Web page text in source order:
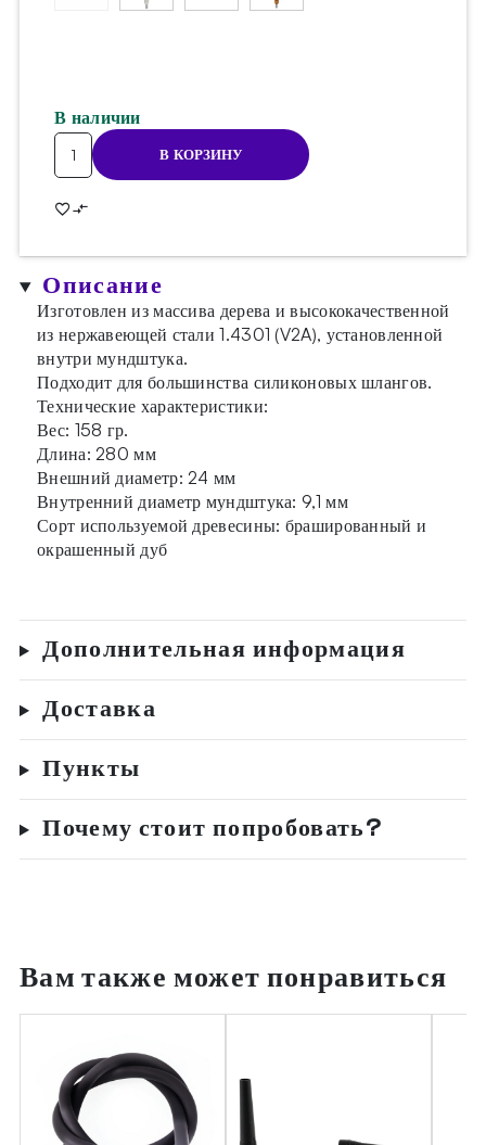
В наличии
Количество
товара
Wookah
В КОРЗИНУ
Описание
Изготовлен из массива дерева и высококачественной
из нержавеющей стали 1.4301 (V2A), установленной
внутри мундштука.
Подходит для большинства силиконовых шлангов.
Технические характеристики:
Вес: 158 гр.
Длина: 280 мм
Внешний диаметр: 24 мм
Внутренний диаметр мундштука: 9,1 мм
Сорт используемой древесины: брашированный и
окрашенный дуб
Дополнительная информация
Доставка
Пункты
Почему стоит попробовать?
Вам также может понравиться